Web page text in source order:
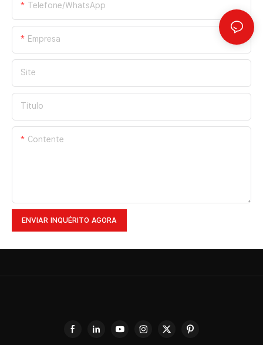
Telefone/WhatsApp
Empresa
Site
Título
Contente
ENVIAR INQUÉRITO AGORA